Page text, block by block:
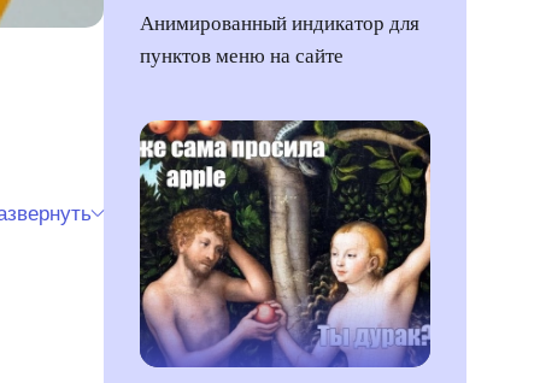
Анимированный индикатор для
пунктов меню на сайте